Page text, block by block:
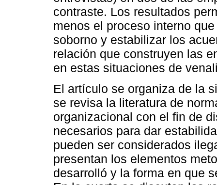
contraste. Los resultados
menos el proceso interno
soborno y estabilizar los
relación que construyen las
en estas situaciones de
El artículo se organiza de la
se revisa la literatura de
organizacional con el fin de
necesarios para dar
pueden ser considerados
presentan los elementos
desarrolló y la forma en que